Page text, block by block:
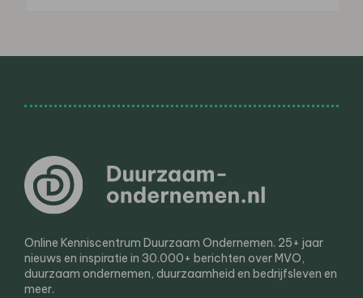
Online Kenniscentrum Duurzaam Ondernemen. 25+ jaar
nieuws en inspiratie in 30.000+ berichten over MVO,
duurzaam ondernemen, duurzaamheid en bedrijfsleven en
meer.